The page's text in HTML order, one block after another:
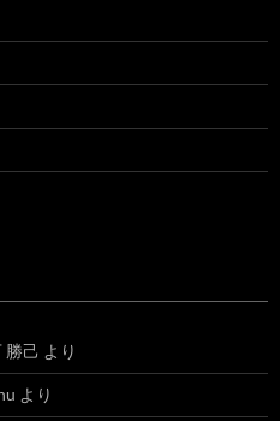
勝己 より
より